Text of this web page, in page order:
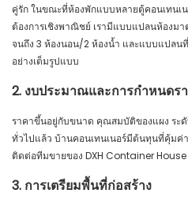
คู่รัก ในขณะที่ห้องพักแบบหลายตู้คอนเทนเ
ต้องการเชิงพาณิชย์ เรามีแบบแปลนห้องม
จนถึง 3 ห้องนอน/2 ห้องน้ำ และแบบแปลน
อย่างเต็มรูปแบบ
2. งบประมาณและการกำหนดร
ราคาขึ้นอยู่กับขนาด คุณสมบัติของแผง ระ
ทั่วไปแล้ว บ้านคอนเทนเนอร์มีต้นทุนที่คุ้มค่
ติดต่อทีมขายของ DXH Container House
3. การเตรียมพื้นที่ก่อสร้าง